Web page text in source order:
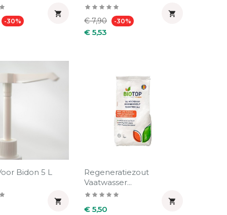
-30%

Normale
prijs
€ 7,90 -30%
€ 5,53

Bidon 5 L

Regeneratiezout
Vaatwasser...
Prijs
€ 5,50
